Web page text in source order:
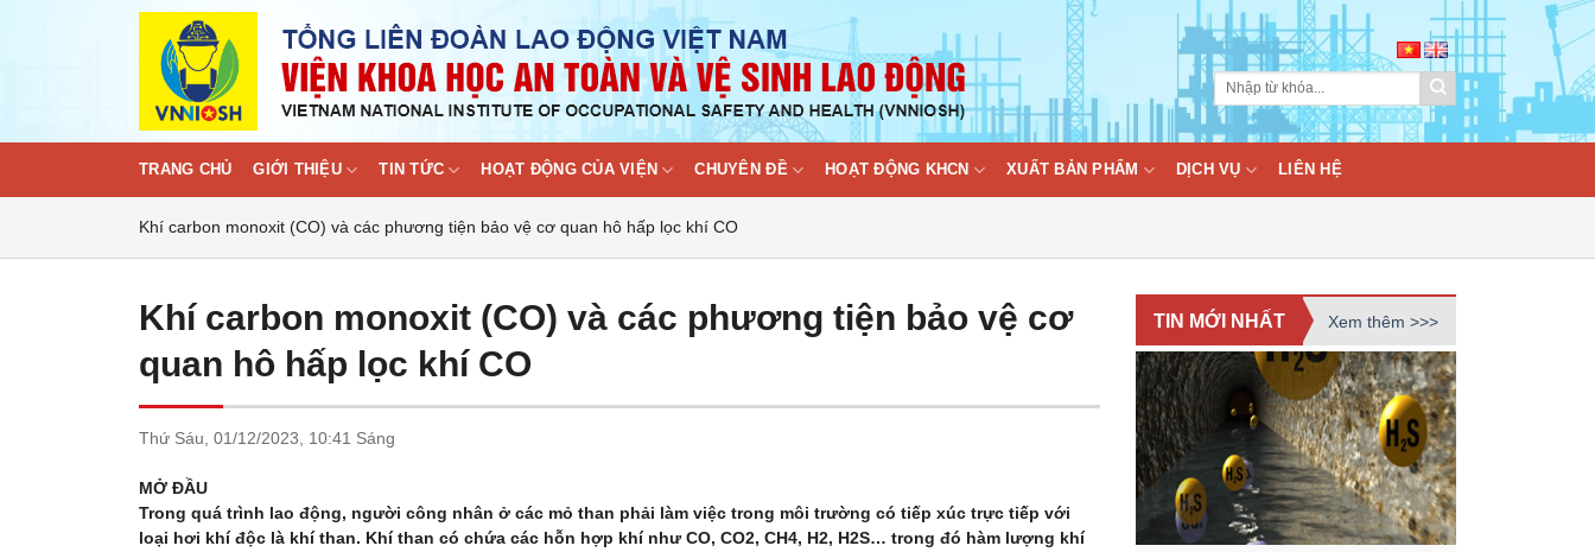
TRANG CHỦ GIỚI THIỆU TIN TỨC HOẠT ĐỘNG CỦA VIỆN CHUYÊN ĐỀ HOẠT ĐỘNG KHCN XUẤT BẢN PHẨM DỊCH VỤ LIÊN HỆ
Khí carbon monoxit (CO) và các phương tiện bảo vệ cơ quan hô hấp lọc khí CO
Khí carbon monoxit (CO) và các phương tiện bảo vệ cơ
quan hô hấp lọc khí CO
Thứ Sáu, 01/12/2023, 10:41 Sáng
MỞ ĐẦU
Trong quá trình lao động, người công nhân ở các mỏ than phải làm việc trong môi trường có tiếp xúc trực tiếp với
loại hơi khí độc là khí than. Khí than có chứa các hỗn hợp khí như CO, CO2, CH4, H2, H2S… trong đó hàm lượng khí
TIN MỚI NHẤT Xem thêm >>>